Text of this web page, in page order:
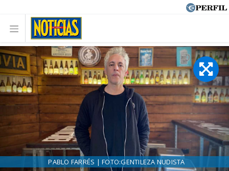
PABLO FARRÉS | FOTO:GENTILEZA NUDISTA